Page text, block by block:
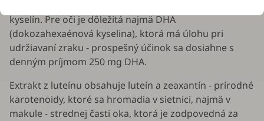
kyselín. Pre oči je dôležitá najmä DHA
(dokozahexaénová kyselina), ktorá má úlohu pri
udržiavaní zraku - prospešný účinok sa dosiahne s
denným príjmom 250 mg DHA.
Extrakt z luteínu obsahuje luteín a zeaxantín - prírodné
karotenoidy, ktoré sa hromadia v sietnici, najmä v
makule - strednej časti oka, ktorá je zodpovedná za